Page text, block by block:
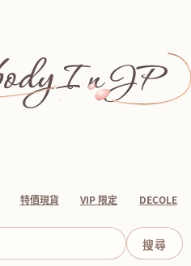
特價現貨 VIP 限定 DECOLE